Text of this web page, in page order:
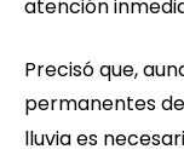
atención
Precisó que,
permanentes
lluvia es